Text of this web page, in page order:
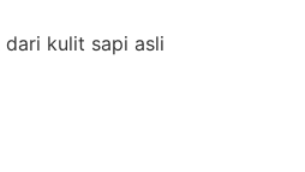
dari kulit sapi asli